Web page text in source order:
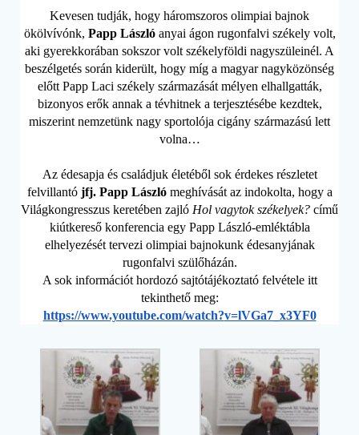
Kevesen tudják, hogy háromszoros olimpiai bajnok
ökölvívónk, Papp Lászlóanyai ágon rugonfalvi székely volt,
aki gyerekkorában sokszor volt székelyföldi nagyszüleinél. A
beszélgetés során kiderült, hogy míg a magyar nagyközönség
előtt Papp Laci székely származását mélyen elhallgatták,
bizonyos erők annak a tévhitnek a terjesztésébe kezdtek,
miszerint nemzetünk nagy sportolója cigány származású lett
volna…
Az édesapja és családjuk életéből sok érdekes részletet
felvillantó jfj. Papp Lászlómeghívását az indokolta, hogy a
Világkongresszus keretében zajló Hol vagytok székelyek? című
kiútkereső konferencia egy Papp László-emléktábla
elhelyezését tervezi olimpiai bajnokunk édesanyjának
rugonfalvi szülőházán.
A sok információt hordozó sajtótájékoztató felvétele itt
tekinthető meg:
https://www.youtube.com/watch?v=lVGa7_x3YF0